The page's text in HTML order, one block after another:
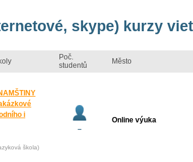
skype) kurzy
Poč.
studentů
Město
i
škola)
–
Online výuka